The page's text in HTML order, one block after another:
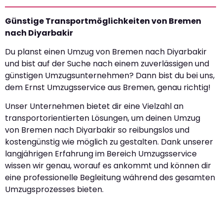
Günstige Transportmöglichkeiten von Bremen
nach Diyarbakir
Du planst einen Umzug von Bremen nach Diyarbakir
und bist auf der Suche nach einem zuverlässigen und
günstigen Umzugsunternehmen? Dann bist du bei uns,
dem Ernst Umzugsservice aus Bremen, genau richtig!
Unser Unternehmen bietet dir eine Vielzahl an
transportorientierten Lösungen, um deinen Umzug
von Bremen nach Diyarbakir so reibungslos und
kostengünstig wie möglich zu gestalten. Dank unserer
langjährigen Erfahrung im Bereich Umzugsservice
wissen wir genau, worauf es ankommt und können dir
eine professionelle Begleitung während des gesamten
Umzugsprozesses bieten.